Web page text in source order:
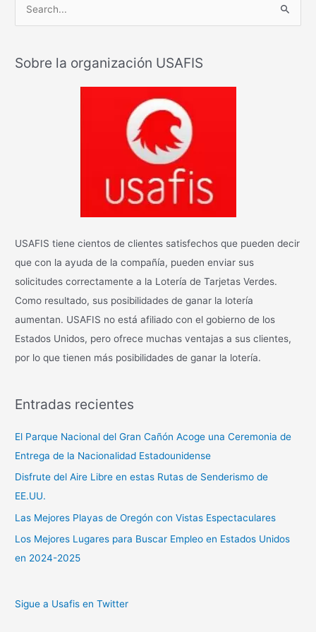
c
Sobre la organización USAFIS
USAFIS tiene cientos de clientes satisfechos que pueden decir
que con la ayuda de la compañía, pueden enviar sus
solicitudes correctamente a la Lotería de Tarjetas Verdes.
Como resultado, sus posibilidades de ganar la lotería
aumentan. USAFIS no está afiliado con el gobierno de los
Estados Unidos, pero ofrece muchas ventajas a sus clientes,
por lo que tienen más posibilidades de ganar la lotería.
Entradas recientes
El Parque Nacional del Gran Cañón Acoge una Ceremonia de
Entrega de la Nacionalidad Estadounidense
Disfrute del Aire Libre en estas Rutas de Senderismo de
EE.UU.
Las Mejores Playas de Oregón con Vistas Espectaculares
Los Mejores Lugares para Buscar Empleo en Estados Unidos
en 2024-2025
Sigue a Usafis en Twitter